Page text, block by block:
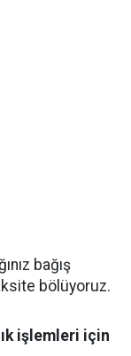
bağış
bölüyoruz.
işlemleri için